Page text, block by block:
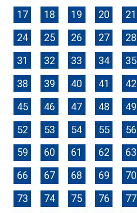
17
18 19 20 21
24
25 26 27 28
31
32 33 34 35
38
39 40 41 42
45
46 47 48 49
52
53 54 55 56
59
60 61 62 63
66
67 68 69 70
73
74 75 76 77